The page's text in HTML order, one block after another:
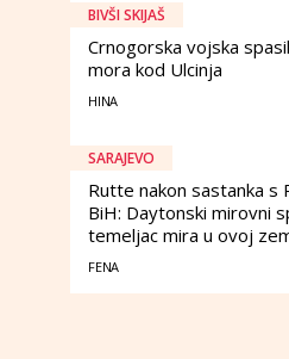
BIVŠI SKIJAŠ
Crnogorska vojska
mora kod Ulcinja
HINA
SARAJEVO
Rutte nakon sastanka s
BiH: Daytonski mirovni
temeljac mira u ovoj
FENA